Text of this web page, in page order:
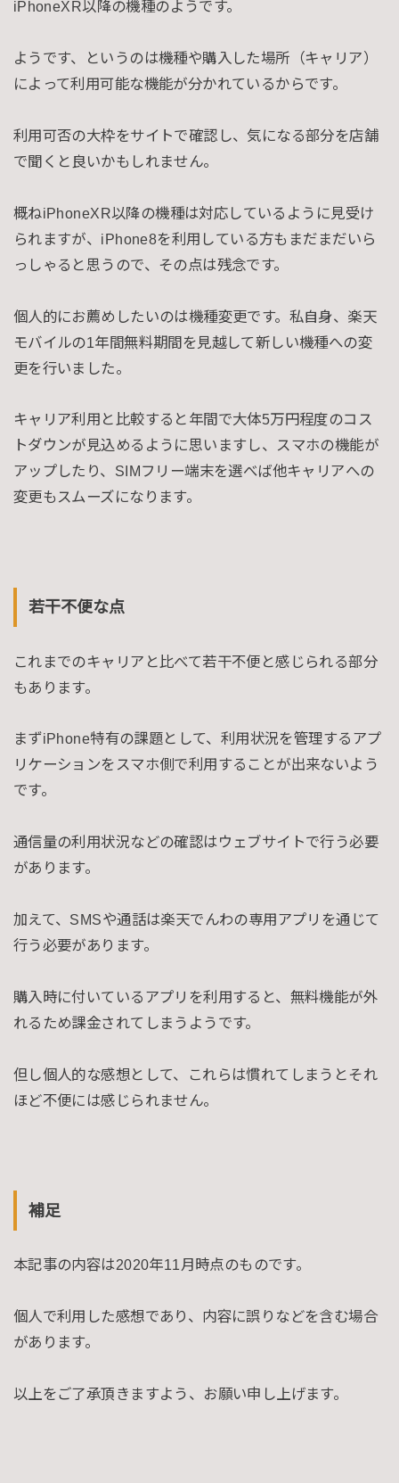
iPhoneXR以降の機種のようです。
ようです、というのは機種や購入した場所（キャリア）
によって利用可能な機能が分かれているからです。
利用可否の大枠をサイトで確認し、気になる部分を店舗
で聞くと良いかもしれません。
概ねiPhoneXR以降の機種は対応しているように見受け
られますが、iPhone8を利用している方もまだまだいら
っしゃると思うので、その点は残念です。
個人的にお薦めしたいのは機種変更です。私自身、楽天
モバイルの1年間無料期間を見越して新しい機種への変
更を行いました。
キャリア利用と比較すると年間で大体5万円程度のコス
トダウンが見込めるように思いますし、スマホの機能が
アップしたり、SIMフリー端末を選べば他キャリアへの
変更もスムーズになります。
若干不便な点
これまでのキャリアと比べて若干不便と感じられる部分
もあります。
まずiPhone特有の課題として、利用状況を管理するアプ
リケーションをスマホ側で利用することが出来ないよう
です。
通信量の利用状況などの確認はウェブサイトで行う必要
があります。
加えて、SMSや通話は楽天でんわの専用アプリを通じて
行う必要があります。
購入時に付いているアプリを利用すると、無料機能が外
れるため課金されてしまうようです。
但し個人的な感想として、これらは慣れてしまうとそれ
ほど不便には感じられません。
補足
本記事の内容は2020年11月時点のものです。
個人で利用した感想であり、内容に誤りなどを含む場合
があります。
以上をご了承頂きますよう、お願い申し上げます。